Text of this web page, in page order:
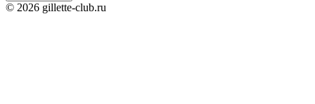
© 2026 gillette-club.ru